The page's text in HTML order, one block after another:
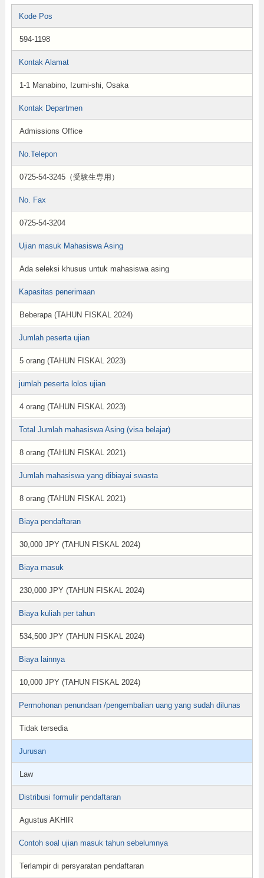
Kode Pos
594-1198
Kontak Alamat
1-1 Manabino, Izumi-shi, Osaka
Kontak Departmen
Admissions Office
No.Telepon
0725-54-3245（受験生専用）
No. Fax
0725-54-3204
Ujian masuk Mahasiswa Asing
Ada seleksi khusus untuk mahasiswa asing
Kapasitas penerimaan
Beberapa (TAHUN FISKAL 2024)
Jumlah peserta ujian
5 orang (TAHUN FISKAL 2023)
jumlah peserta lolos ujian
4 orang (TAHUN FISKAL 2023)
Total Jumlah mahasiswa Asing (visa belajar)
8 orang (TAHUN FISKAL 2021)
Jumlah mahasiswa yang dibiayai swasta
8 orang (TAHUN FISKAL 2021)
Biaya pendaftaran
30,000 JPY (TAHUN FISKAL 2024)
Biaya masuk
230,000 JPY (TAHUN FISKAL 2024)
Biaya kuliah per tahun
534,500 JPY (TAHUN FISKAL 2024)
Biaya lainnya
10,000 JPY (TAHUN FISKAL 2024)
Permohonan penundaan /pengembalian uang yang sudah dilunas
Tidak tersedia
Jurusan
Law
Distribusi formulir pendaftaran
Agustus AKHIR
Contoh soal ujian masuk tahun sebelumnya
Terlampir di persyaratan pendaftaran